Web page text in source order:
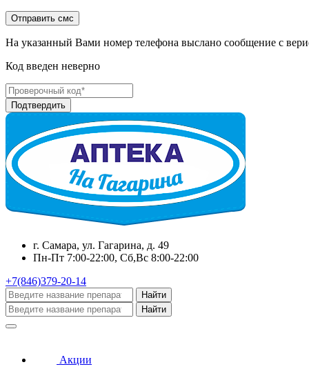
На указанный Вами номер телефона выслано сообщение с
Код введен неверно
г. Самара, ул. Гагарина, д. 49
Пн-Пт 7:00-22:00, Сб,Вс 8:00-22:00
+7(846)379-20-14
Найти
Найти
Акции